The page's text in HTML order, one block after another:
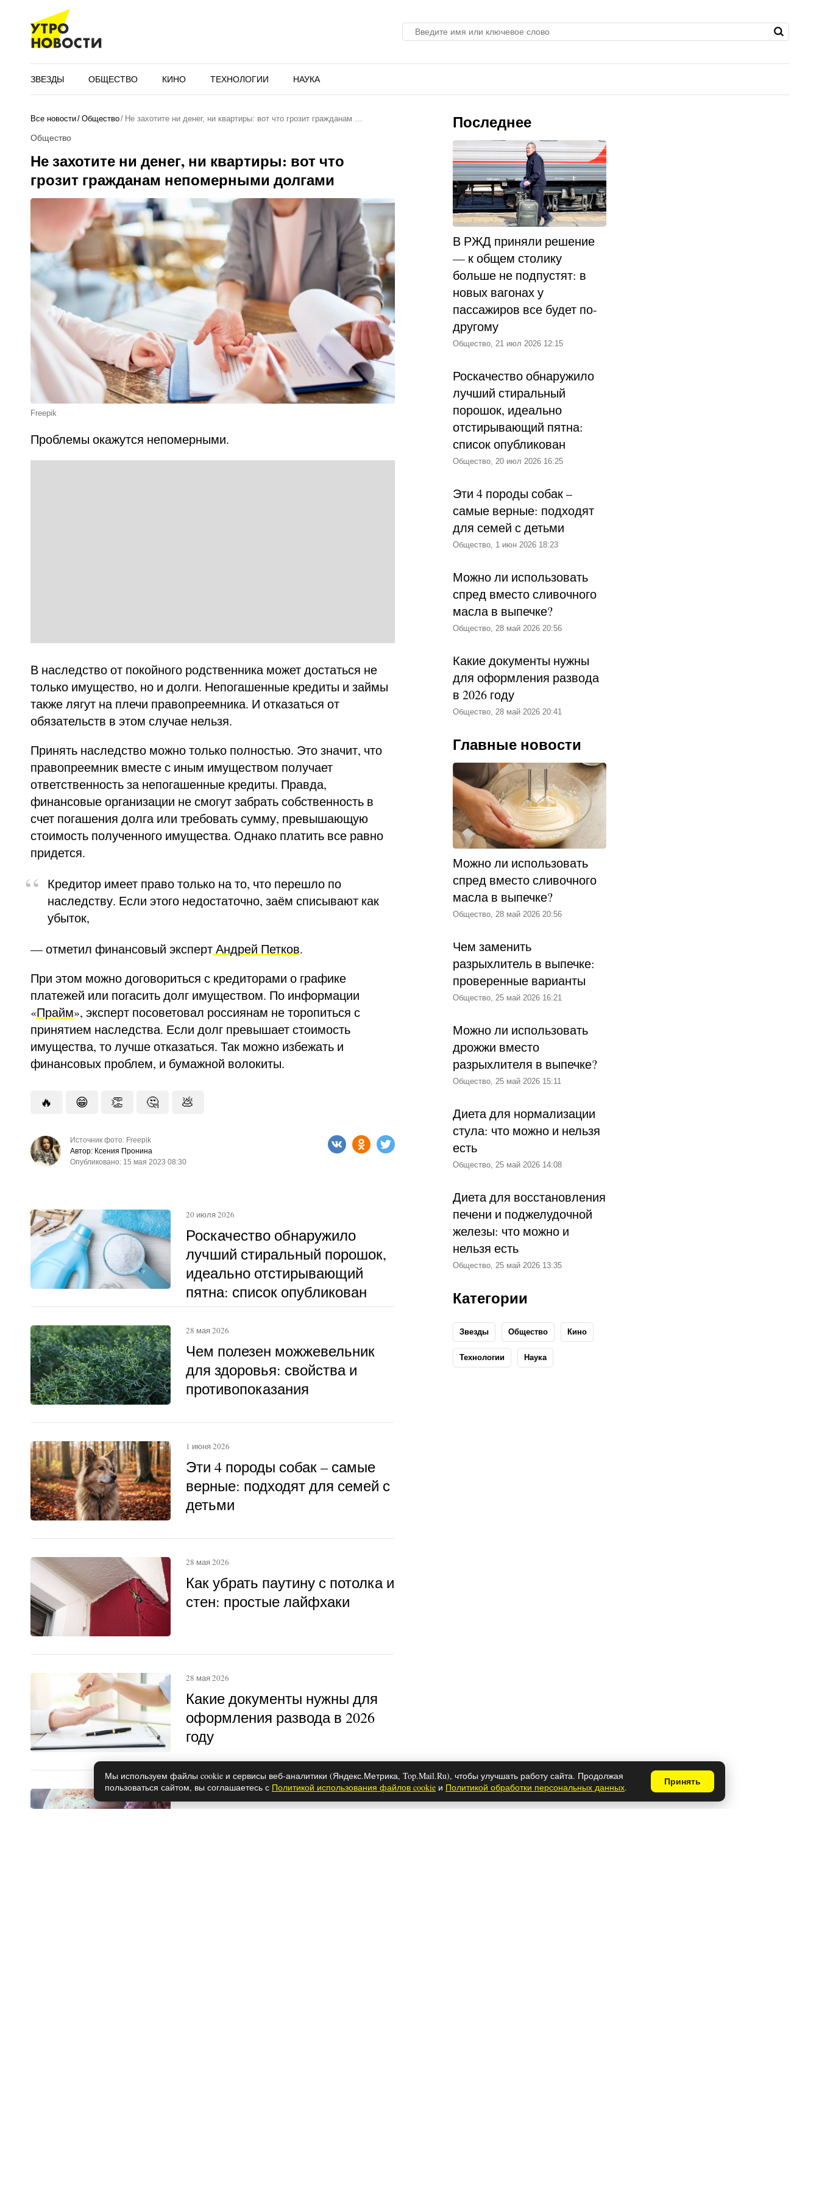
ЗВЕЗДЫ ОБЩЕСТВО КИНО ТЕХНОЛОГИИ НАУКА
Все новости Общество Не захотите ни денег, ни квартиры: вот что грозит гражданам …
Общество
Не захотите ни денег, ни квартиры: вот что
грозит гражданам непомерными долгами
Freepik
Проблемы окажутся непомерными.
В наследство от покойного родственника может достаться не
только имущество, но и долги. Непогашенные кредиты и займы
также лягут на плечи правопреемника. И отказаться от
обязательств в этом случае нельзя.
Принять наследство можно только полностью. Это значит, что
правопреемник вместе с иным имуществом получает
ответственность за непогашенные кредиты. Правда,
финансовые организации не смогут забрать собственность в
счет погашения долга или требовать сумму, превышающую
стоимость полученного имущества. Однако платить все равно
придется.
Кредитор имеет право только на то, что перешло по
наследству. Если этого недостаточно, заём списывают как
убыток,
— отметил финансовый экспертАндрей Петков.
При этом можно договориться с кредиторами о графике
платежей или погасить долг имуществом. По информации
«Прайм», эксперт посоветовал россиянам не торопиться с
принятием наследства. Если долг превышает стоимость
имущества, то лучше отказаться. Так можно избежать и
финансовых проблем, и бумажной волокиты.
🔥 😁 👏 🤔 💩
Источник фото: Freepik
Автор: Ксения Пронина
Опубликовано: 15 мая 2023 08:30
Роскачество обнаружило
лучший стиральный порошок,
идеально отстирывающий
пятна: список опубликован
20 июля 2026
Чем полезен можжевельник
для здоровья: свойства и
противопоказания
28 мая 2026
Эти 4 породы собак – самые
верные: подходят для семей с
детьми
1 июня 2026
Как убрать паутину с потолка и
стен: простые лайфхаки
28 мая 2026
Какие документы нужны для
оформления развода в 2026
году
28 мая 2026
28 мая 2026
Последнее
В РЖД приняли решение
— к общем столику
больше не подпустят: в
новых вагонах у
пассажиров все будет по-
другому
Общество, 21 июл 2026 12:15
Роскачество обнаружило
лучший стиральный
порошок, идеально
отстирывающий пятна:
список опубликован
Общество, 20 июл 2026 16:25
Эти 4 породы собак –
самые верные: подходят
для семей с детьми
Общество, 1 июн 2026 18:23
Можно ли использовать
спред вместо сливочного
масла в выпечке?
Общество, 28 май 2026 20:56
Какие документы нужны
для оформления развода
в 2026 году
Общество, 28 май 2026 20:41
Главные новости
Можно ли использовать
спред вместо сливочного
масла в выпечке?
Общество, 28 май 2026 20:56
Чем заменить
разрыхлитель в выпечке:
проверенные варианты
Общество, 25 май 2026 16:21
Можно ли использовать
дрожжи вместо
разрыхлителя в выпечке?
Общество, 25 май 2026 15:11
Диета для нормализации
стула: что можно и нельзя
есть
Общество, 25 май 2026 14:08
Диета для восстановления
печени и поджелудочной
железы: что можно и
нельзя есть
Общество, 25 май 2026 13:35
Категории
Звезды Общество Кино
Технологии Наука
Мы используем файлы cookie и сервисы веб-аналитики (Яндекс.Метрика, Top.Mail.Ru), чтобы улучшать работу сайта. Продолжая
пользоваться сайтом, вы соглашаетесь с Политикой использования файлов cookie и Политикой обработки персональных данных. Принять